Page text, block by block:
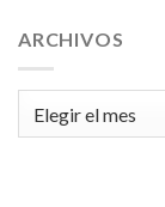
ARCHIVOS